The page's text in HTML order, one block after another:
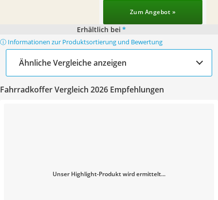
Zum Angebot »
Erhältlich bei *
ⓘ Informationen zur Produktsortierung und Bewertung
Ähnliche Vergleiche anzeigen
Fahrradkoffer Vergleich 2026 Empfehlungen
Unser Highlight-Produkt wird ermittelt...